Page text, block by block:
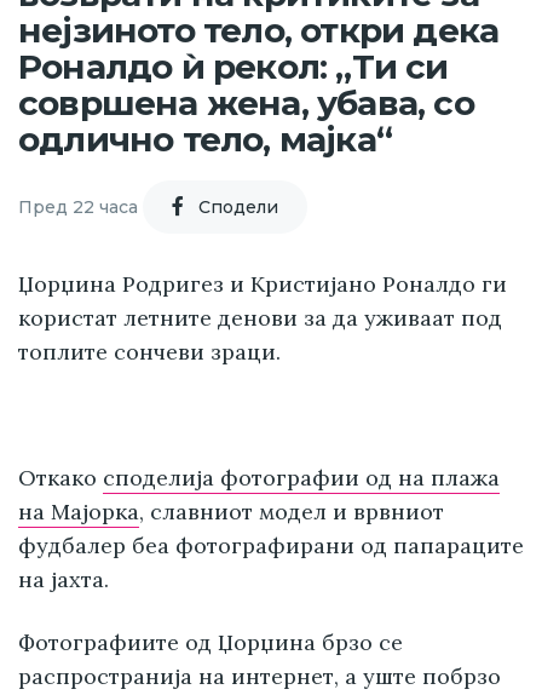
нејзиното тело, откри дека
Роналдо ѝ рекол: „Ти си
совршена жена, убава, со
одлично тело, мајка“
Пред 22 часа Cподели
Џорџина Родригез и Кристијано Роналдо ги
користат летните денови за да уживаат под
топлите сончеви зраци.
Откако споделија фотографии од на плажа
на Мајорка, славниот модел и врвниот
фудбалер беа фотографирани од папараците
на јахта.
Фотографиите од Џорџина брзо се
распространија на интернет, а уште побрзо